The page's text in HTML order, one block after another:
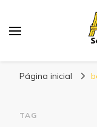
Página inicial
TAG